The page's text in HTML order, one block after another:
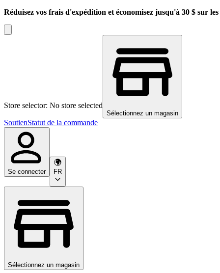
Réduisez vos frais d'expédition et économisez jusqu'à 30 $ sur
Store selector: No store selected
Sélectionnez un magasin
SoutienStatut de la commande
Se connecter FR
Sélectionnez un magasin